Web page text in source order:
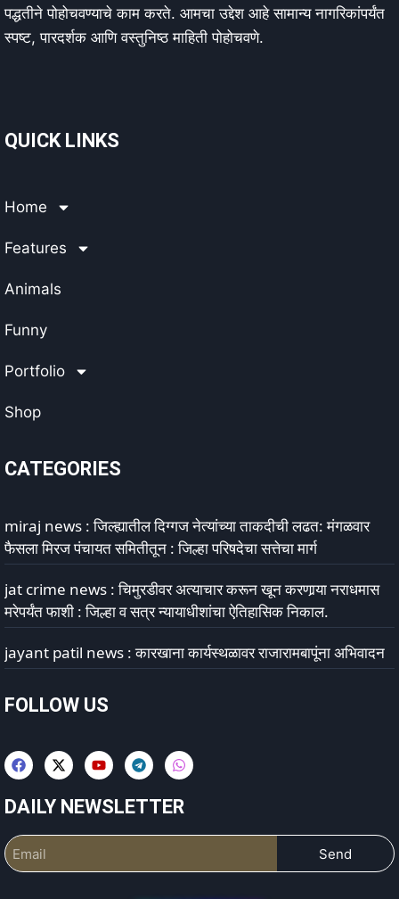
पद्धतीने पोहोचवण्याचे काम करते. आमचा उद्देश आहे सामान्य नागरिकांपर्यंत
स्पष्ट, पारदर्शक आणि वस्तुनिष्ठ माहिती पोहोचवणे.
QUICK LINKS
Home
Features
Animals
Funny
Portfolio
Shop
CATEGORIES
miraj news : जिल्ह्यातील दिग्गज नेत्यांच्या ताकदीची लढत: मंगळवार
फैसला मिरज पंचायत समितीतून : जिल्हा परिषदेचा सत्तेचा मार्ग
jat crime news : चिमुरडीवर अत्याचार करून खून करणार्‍या नराधमास
मरेपर्यंत फाशी : जिल्हा व सत्र न्यायाधीशांचा ऐतिहासिक निकाल.
jayant patil news : कारखाना कार्यस्थळावर राजारामबापूंना अभिवादन
FOLLOW US
DAILY NEWSLETTER
Send